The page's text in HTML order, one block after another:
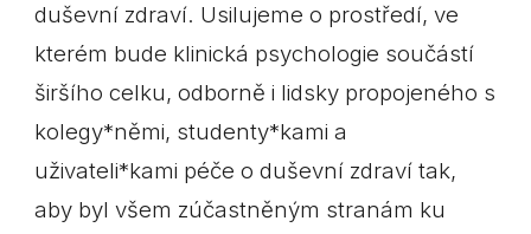
duševní zdraví. Usilujeme o prostředí, ve
kterém bude klinická psychologie součástí
širšího celku, odborně i lidsky propojeného s
kolegy*němi, studenty*kami a
uživateli*kami péče o duševní zdraví tak,
aby byl všem zúčastněným stranám ku